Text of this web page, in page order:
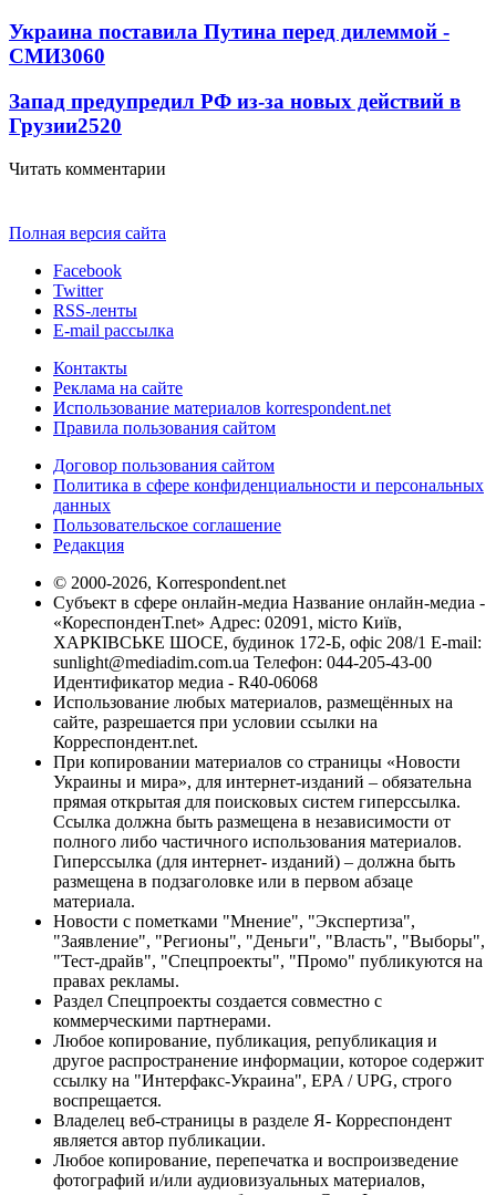
Украина поставила Путина перед дилеммой -
СМИ3060
Запад предупредил РФ из-за новых действий в
Грузии2520
Читать комментарии
Полная версия сайта
Facebook
Twitter
RSS-ленты
E-mail рассылка
Контакты
Реклама на сайте
Использование материалов korrespondent.net
Правила пользования сайтом
Договор пользования сайтом
Политика в сфере конфиденциальности и персональных
данных
Пользовательское соглашение
Редакция
© 2000-2026, Korrespondent.net
Субъект в сфере онлайн-медиа Название онлайн-медиа -
«КореспонденТ.net» Адрес: 02091, місто Київ,
ХАРКІВСЬКЕ ШОСЕ, будинок 172-Б, офіс 208/1 E-mail:
sunlight@mediadim.com.ua Телефон: 044-205-43-00
Идентификатор медиа - R40-06068
Использование любых материалов, размещённых на
сайте, разрешается при условии ссылки на
Корреспондент.net.
При копировании материалов со страницы «Новости
Украины и мира», для интернет-изданий – обязательна
прямая открытая для поисковых систем гиперссылка.
Ссылка должна быть размещена в независимости от
полного либо частичного использования материалов.
Гиперссылка (для интернет- изданий) – должна быть
размещена в подзаголовке или в первом абзаце
материала.
Новости с пометками "Мнение", "Экспертиза",
"Заявление", "Регионы", "Деньги", "Власть", "Выборы",
"Тест-драйв", "Спецпроекты", "Промо" публикуются на
правах рекламы.
Раздел Спецпроекты создается совместно с
коммерческими партнерами.
Любое копирование, публикация, републикация и
другое распространение информации, которое содержит
ссылку на "Интерфакс-Украина", EPA / UPG, строго
воспрещается.
Владелец веб-страницы в разделе Я- Корреспондент
является автор публикации.
Любое копирование, перепечатка и воспроизведение
фотографий и/или аудиовизуальных материалов,